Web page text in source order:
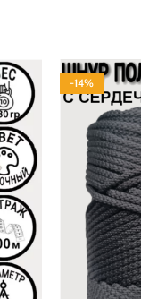
-14%
ПОЛИЭФИР
СЕРДЕЧНИК